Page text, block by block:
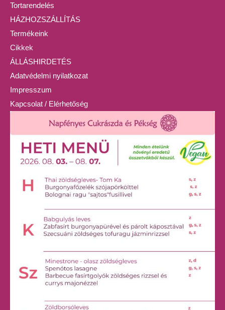
Tortarendelés
HÁZHOZSZÁLLÍTÁS
Termékeink
Cikkek
ÁLLÁSHIRDETÉS
Adatvédelmi nyilatkozat
Impresszum
Kapcsolat / Elérhetőség